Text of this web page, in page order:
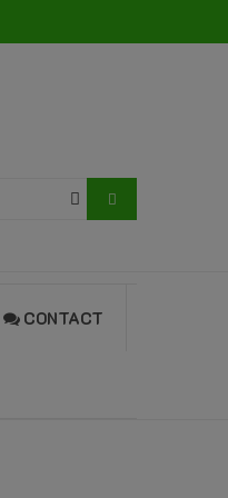
CONTACT